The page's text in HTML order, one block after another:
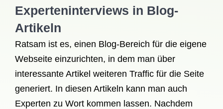
Experteninterviews in Blog-
Artikeln
Ratsam ist es, einen Blog-Bereich für die eigene
Webseite einzurichten, in dem man über
interessante Artikel weiteren Traffic für die Seite
generiert. In diesen Artikeln kann man auch
Experten zu Wort kommen lassen. Nachdem